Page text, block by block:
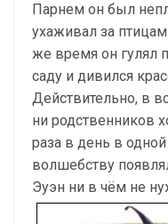
Парнем он был
ухаживал за
же время он гулял
саду и дивился
Действительно, в
ни родственников
раза в день в
волшебству
Эуэн ни в чём не